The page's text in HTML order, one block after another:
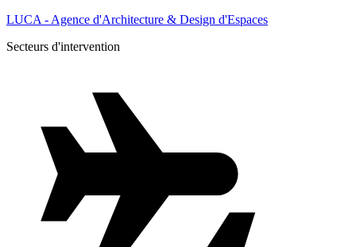
LUCA - Agence d'Architecture & Design d'Espaces
Secteurs d'intervention